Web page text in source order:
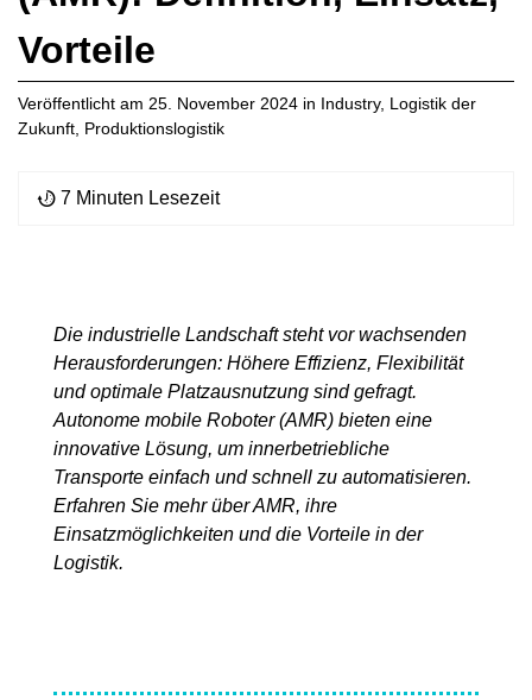
Vorteile
Veröffentlicht am 25. November 2024 in Industry, Logistik der
Zukunft Produktionslogistik
7 Minuten Lesezeit
Die industrielle Landschaft steht vor wachsenden
Herausforderungen: Höhere Effizienz, Flexibilität
und optimale Platzausnutzung sind gefragt.
Autonome mobile Roboter (AMR) bieten eine
innovative Lösung, um innerbetriebliche
Transporte einfach und schnell zu automatisieren.
Erfahren Sie mehr über AMR, ihre
Einsatzmöglichkeiten und die Vorteile in der
Logistik.